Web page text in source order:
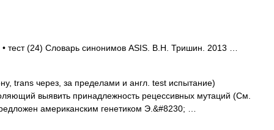
тест (24) Словарь синонимов ASIS. В.Н. Тришин. 2013 …
trans через, за пределами и англ. test испытание)
выявить принадлежность рецессивных мутаций (См.
американским генетиком Э.&#8230; …